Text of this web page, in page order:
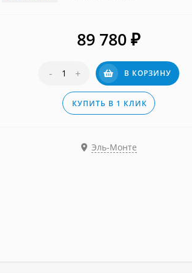
89 780₽
- + В КОРЗИНУ
КУПИТЬ В 1 КЛИК
Эль-Монте